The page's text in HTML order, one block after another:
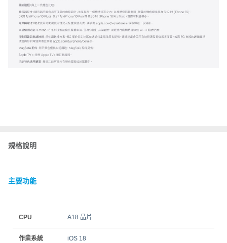
規格說明
主要功能
CPU A18 晶片
作業系統 iOS 18